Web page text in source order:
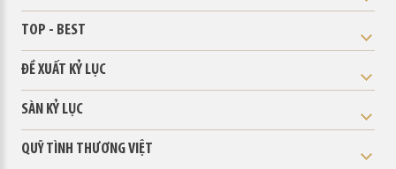
TOP - BEST
ĐỀ XUẤT KỶ LỤC
SÀN KỶ LỤC
QUỸ TÌNH THƯƠNG VIỆT